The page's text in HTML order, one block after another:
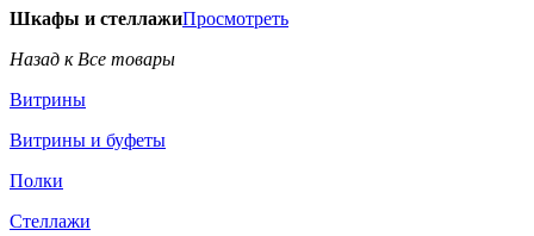
Шкафы и стеллажиПросмотреть
Назад к Все товары
Витрины
Витрины и буфеты
Полки
Стеллажи